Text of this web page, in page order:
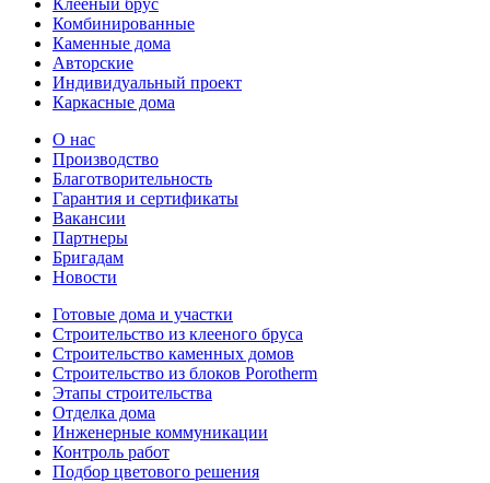
Клееный брус
Комбинированные
Каменные дома
Авторские
Индивидуальный проект
Каркасные дома
О нас
Производство
Благотворительность
Гарантия и сертификаты
Вакансии
Партнеры
Бригадам
Новости
Готовые дома и участки
Строительство из клееного бруса
Строительство каменных домов
Строительство из блоков Porotherm
Этапы строительства
Отделка дома
Инженерные коммуникации
Контроль работ
Подбор цветового решения